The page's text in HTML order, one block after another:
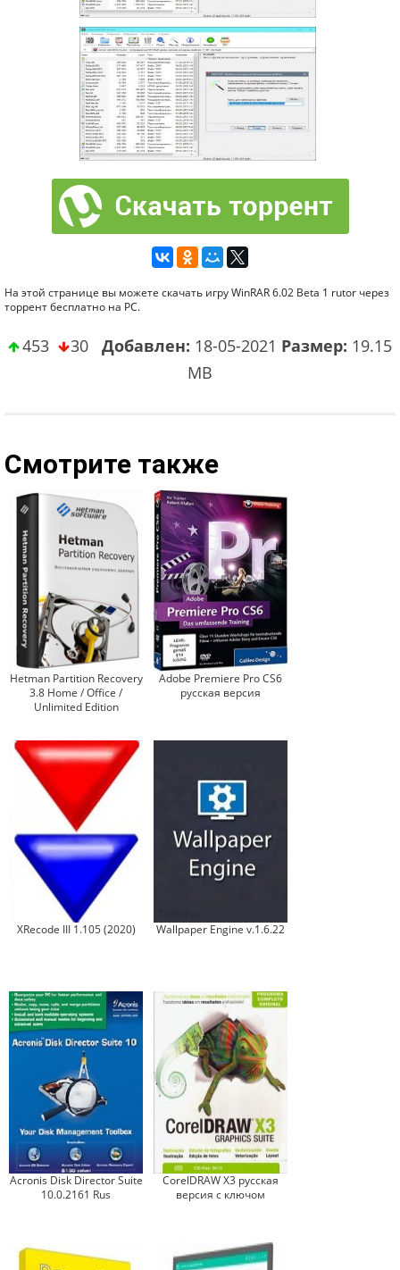
На этой странице вы можете скачать игру WinRAR 6.02 Beta 1 rutor через
торрент бесплатно на PC.
453 30 Добавлен: 18-05-2021 Размер: 19.15
MB
Смотрите также
Hetman Partition Recovery
3.8 Home / Office /
Unlimited Edition
Adobe Premiere Pro CS6
русская версия
XRecode III 1.105 (2020) Wallpaper Engine v.1.6.22
Acronis Disk Director Suite
10.0.2161 Rus
CorelDRAW X3 русская
версия с ключом